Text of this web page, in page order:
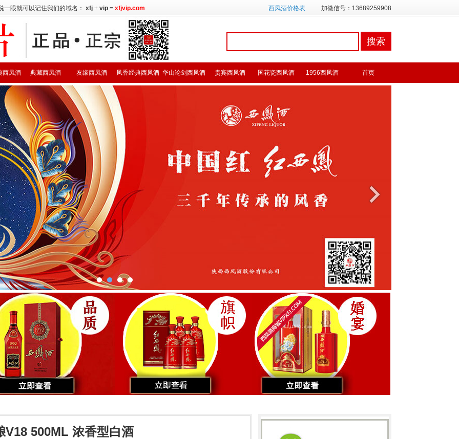
一眼就可以记住我们的域名： xfj + vip = xfjvip.com 西凤酒价格表 加微信号：13689259908
首页
1956西凤酒
国花瓷西凤酒
贵宾西凤酒
华山论剑西凤酒
凤香经典西凤酒
友缘西凤酒
典藏西凤酒
西凤酒
V18 500ML 浓香型白酒